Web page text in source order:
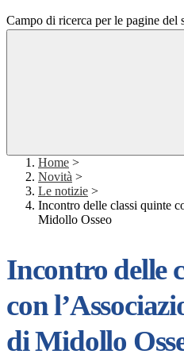
Campo di ricerca per le pagine del
Home >
Novità >
Le notizie >
Incontro delle classi quinte
Midollo Osseo
Incontro delle
con
di Midollo